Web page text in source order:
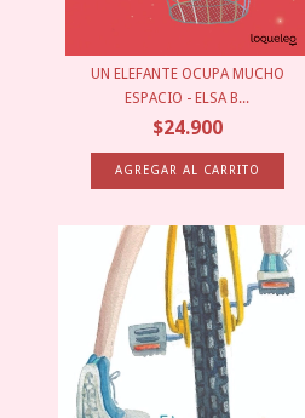
UN ELEFANTE OCUPA MUCHO
ESPACIO - ELSA B...
$24.900